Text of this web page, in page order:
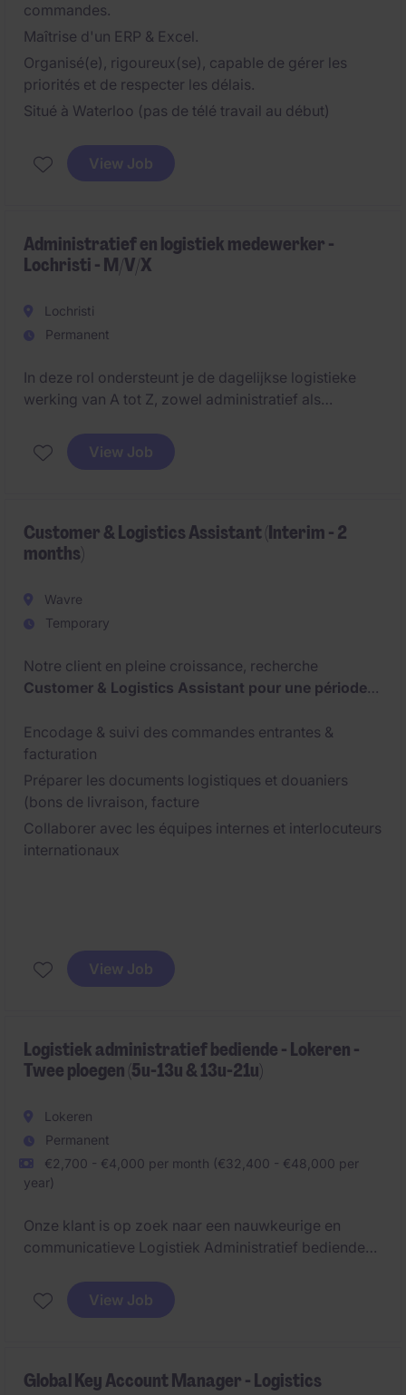
commandes.
Maîtrise d'un ERP & Excel.
Organisé(e), rigoureux(se), capable de gérer les
priorités et de respecter les délais.
Situé à Waterloo (pas de télé travail au début)
View Job
Administratief en logistiek medewerker -
Lochristi - M/V/X
Lochristi
Permanent
In deze rol ondersteunt je de dagelijkse logistieke
werking van A tot Z, zowel administratief als
planning, transport en het magazijn.
View Job
Customer & Logistics Assistant (Interim - 2
months)
Wavre
Temporary
Notre client en pleine croissance, recherche
Customer & Logistics Assistant pour une période
Encodage & suivi des commandes entrantes &
facturation
Préparer les documents logistiques et douaniers
(bons de livraison, facture
Collaborer avec les équipes internes et interlocuteurs
internationaux
View Job
Logistiek administratief bediende - Lokeren -
Twee ploegen (5u-13u & 13u-21u)
Lokeren
Permanent
€2,700 - €4,000 per month (€32,400 - €48,000 per
year)
Onze klant is op zoek naar een nauwkeurige en
communicatieve Logistiek Administratief bediende
opvolging van transportactiviteiten. Je zorgt voor
een vlotte flow tussen chauffeurs, magazijn en
View Job
Global Key Account Manager - Logistics